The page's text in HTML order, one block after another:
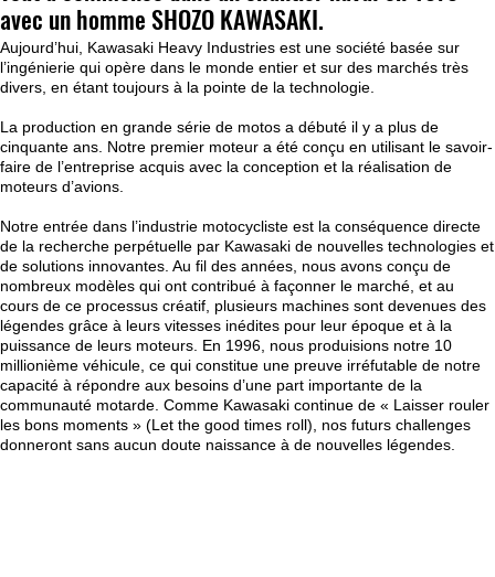
avec un homme SHOZO KAWASAKI.
Aujourd’hui, Kawasaki Heavy Industries est une société basée sur
l’ingénierie qui opère dans le monde entier et sur des marchés très
divers, en étant toujours à la pointe de la technologie.
La production en grande série de motos a débuté il y a plus de
cinquante ans. Notre premier moteur a été conçu en utilisant le savoir-
faire de l’entreprise acquis avec la conception et la réalisation de
moteurs d’avions.
Notre entrée dans l’industrie motocycliste est la conséquence directe
de la recherche perpétuelle par Kawasaki de nouvelles technologies et
de solutions innovantes. Au fil des années, nous avons conçu de
nombreux modèles qui ont contribué à façonner le marché, et au
cours de ce processus créatif, plusieurs machines sont devenues des
légendes grâce à leurs vitesses inédites pour leur époque et à la
puissance de leurs moteurs. En 1996, nous produisions notre 10
millionième véhicule, ce qui constitue une preuve irréfutable de notre
capacité à répondre aux besoins d’une part importante de la
communauté motarde. Comme Kawasaki continue de « Laisser rouler
les bons moments » (Let the good times roll), nos futurs challenges
donneront sans aucun doute naissance à de nouvelles légendes.